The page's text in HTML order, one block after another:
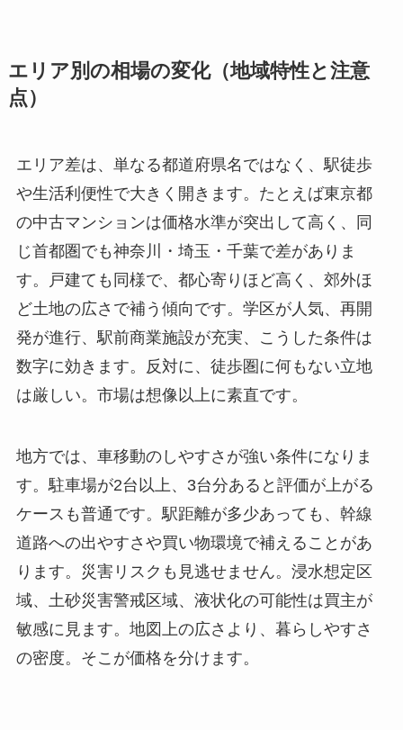
エリア別の相場の変化（地域特性と注意
点）
エリア差は、単なる都道府県名ではなく、駅徒歩
や生活利便性で大きく開きます。たとえば東京都
の中古マンションは価格水準が突出して高く、同
じ首都圏でも神奈川・埼玉・千葉で差がありま
す。戸建ても同様で、都心寄りほど高く、郊外ほ
ど土地の広さで補う傾向です。学区が人気、再開
発が進行、駅前商業施設が充実、こうした条件は
数字に効きます。反対に、徒歩圏に何もない立地
は厳しい。市場は想像以上に素直です。
地方では、車移動のしやすさが強い条件になりま
す。駐車場が2台以上、3台分あると評価が上がる
ケースも普通です。駅距離が多少あっても、幹線
道路への出やすさや買い物環境で補えることがあ
ります。災害リスクも見逃せません。浸水想定区
域、土砂災害警戒区域、液状化の可能性は買主が
敏感に見ます。地図上の広さより、暮らしやすさ
の密度。そこが価格を分けます。